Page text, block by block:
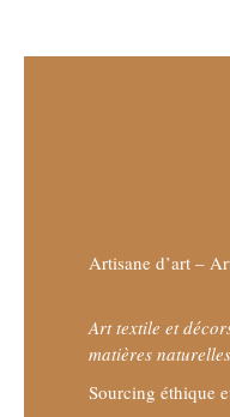
Artisane d’art –
Art textile et
matières
Sourcing éthique